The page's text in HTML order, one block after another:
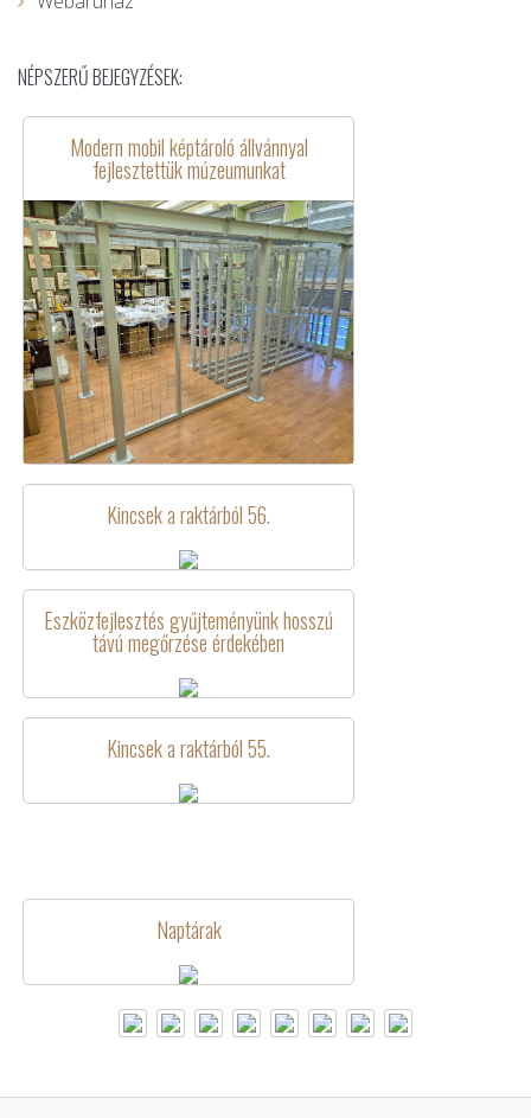
NÉPSZERŰ BEJEGYZÉSEK:
Modern mobil képtároló állvánnyal
fejlesztettük múzeumunkat
Kincsek a raktárból 56.
Eszközfejlesztés gyűjteményünk hosszú
távú megőrzése érdekében
Kincsek a raktárból 55.
Naptárak